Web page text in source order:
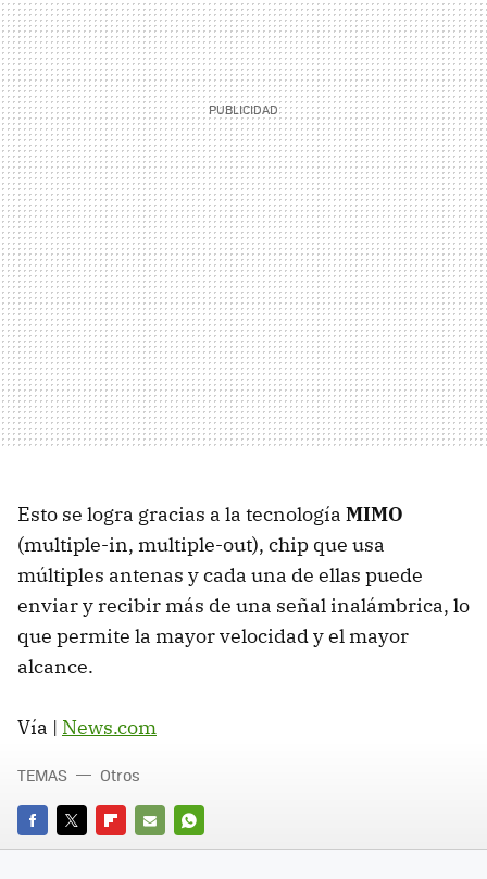
Esto se logra gracias a la tecnología MIMO
(multiple-in, multiple-out), chip que usa
múltiples antenas y cada una de ellas puede
enviar y recibir más de una señal inalámbrica, lo
que permite la mayor velocidad y el mayor
alcance.
Vía | News.com
FACEBOOK
TWITTERFLIPBOARD
E-
WHATSAPP
TEMAS Otros